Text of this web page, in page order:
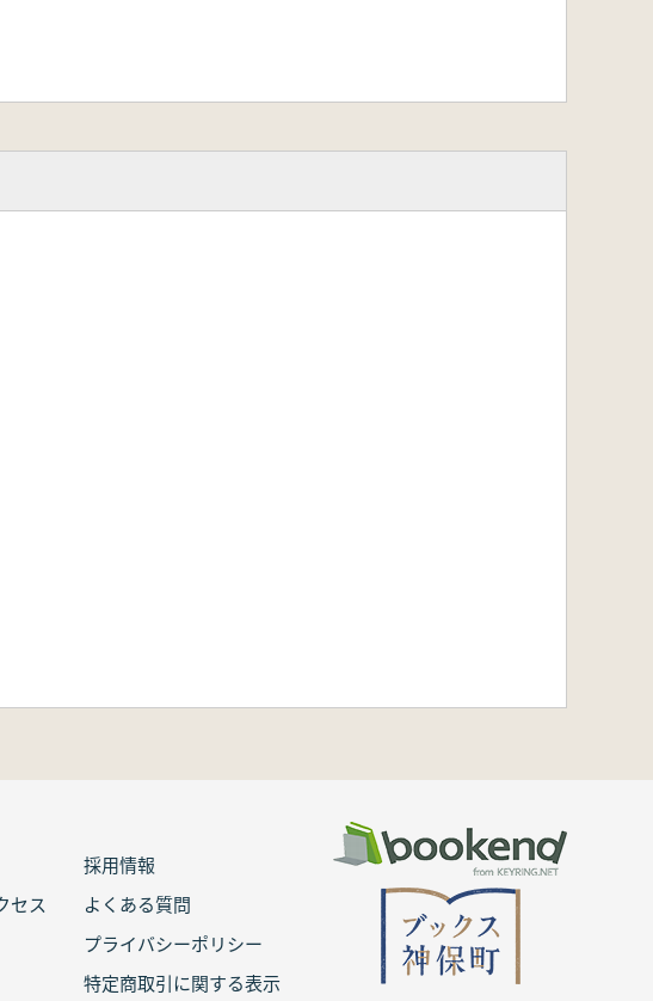
採用情報
セス
よくある質問
プライバシーポリシー
特定商取引に関する表示